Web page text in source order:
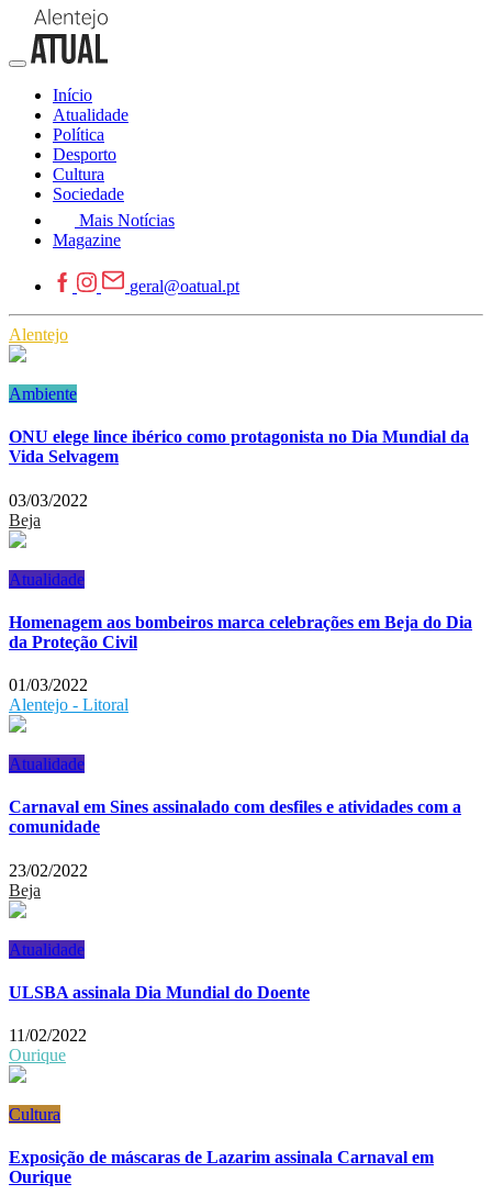
Início
Atualidade
Política
Desporto
Cultura
Sociedade
Mais Notícias
Magazine
geral@oatual.pt
Alentejo
Ambiente
ONU elege lince ibérico como protagonista no Dia Mundial da
Vida Selvagem
03/03/2022
Beja
Atualidade
Homenagem aos bombeiros marca celebrações em Beja do Dia
da Proteção Civil
01/03/2022
Alentejo - Litoral
Atualidade
Carnaval em Sines assinalado com desfiles e atividades com a
comunidade
23/02/2022
Beja
Atualidade
ULSBA assinala Dia Mundial do Doente
11/02/2022
Ourique
Cultura
Exposição de máscaras de Lazarim assinala Carnaval em
Ourique